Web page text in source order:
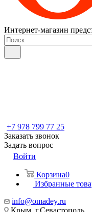
Интернет-магазин
+7 978 799 77 25
Заказать звонок
Задать вопрос
Войти
Корзина0
Избранные
info@omadey.ru
Крым, г.Севастополь